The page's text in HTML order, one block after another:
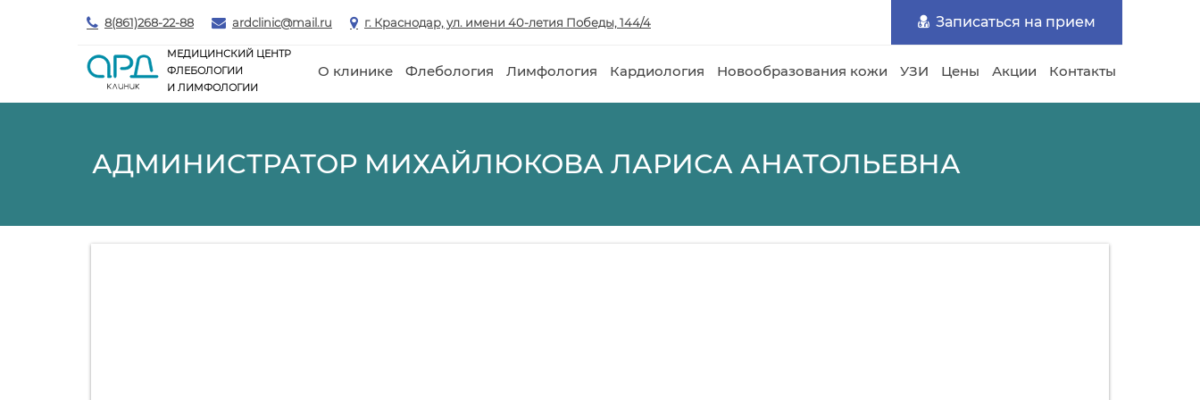
8(861)268-22-88 ardclinic@mail.ru г. Краснодар, ул. имени 40-летия Победы, 144/4 Записаться на прием
МЕДИЦИНСКИЙ ЦЕНТР
ФЛЕБОЛОГИИ
И ЛИМФОЛОГИИ
О клинике Флебология Лимфология Кардиология Новообразования кожи УЗИ Цены Акции Контакты
АДМИНИСТРАТОР МИХАЙЛЮКОВА ЛАРИСА АНАТОЛЬЕВНА